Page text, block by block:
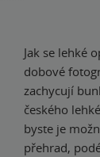
Jak se lehké
dobové
zachycují
českého
byste je
přehrad,